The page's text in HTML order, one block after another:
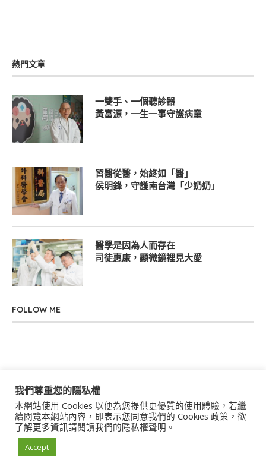
熱門文章
一雙手、一個聽診器
黃富源，一生一事守護病童
習醫從醫，始終如「醫」
侯明鋒，守護南台灣「少奶奶」
醫學是因為人而存在
司徒惠康，顯微鏡裡見大愛
FOLLOW ME
關於我們 聯絡我們 服務條款 隱私權政策
著作權聲明 作者群
我們尊重您的隱私權
本網站使用 Cookies 以便為您提供更優質的使用體驗，若繼
續閱覽本網站內容，即表示您同意我們的 Cookies 政策，欲
了解更多資訊請閱讀我們的隱私權聲明。
Accept